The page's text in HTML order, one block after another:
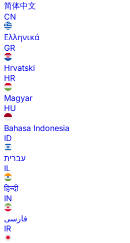
简体中文
CN
Ελληνικά
GR
Hrvatski
HR
Magyar
HU
Bahasa Indonesia
ID
עברית
IL
हिन्दी
IN
فارسی
IR